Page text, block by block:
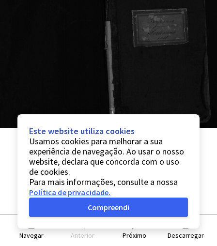
Navegar Anterior Próximo Descarregar
Este website utiliza cookies
Usamos cookies para melhorar a sua
experiência de navegação. Ao usar o nosso
website, declara que concorda com o uso
de cookies.
Para mais informações, consulte a nossa
Política de privacidade.
Compreendi